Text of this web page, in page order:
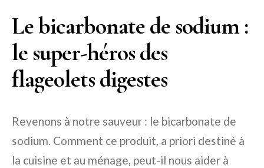
Le bicarbonate de sodium :
le super-héros des
flageolets digestes
Revenons à notre sauveur : le bicarbonate de
sodium. Comment ce produit, a priori destiné à
la cuisine et au ménage, peut-il nous aider à